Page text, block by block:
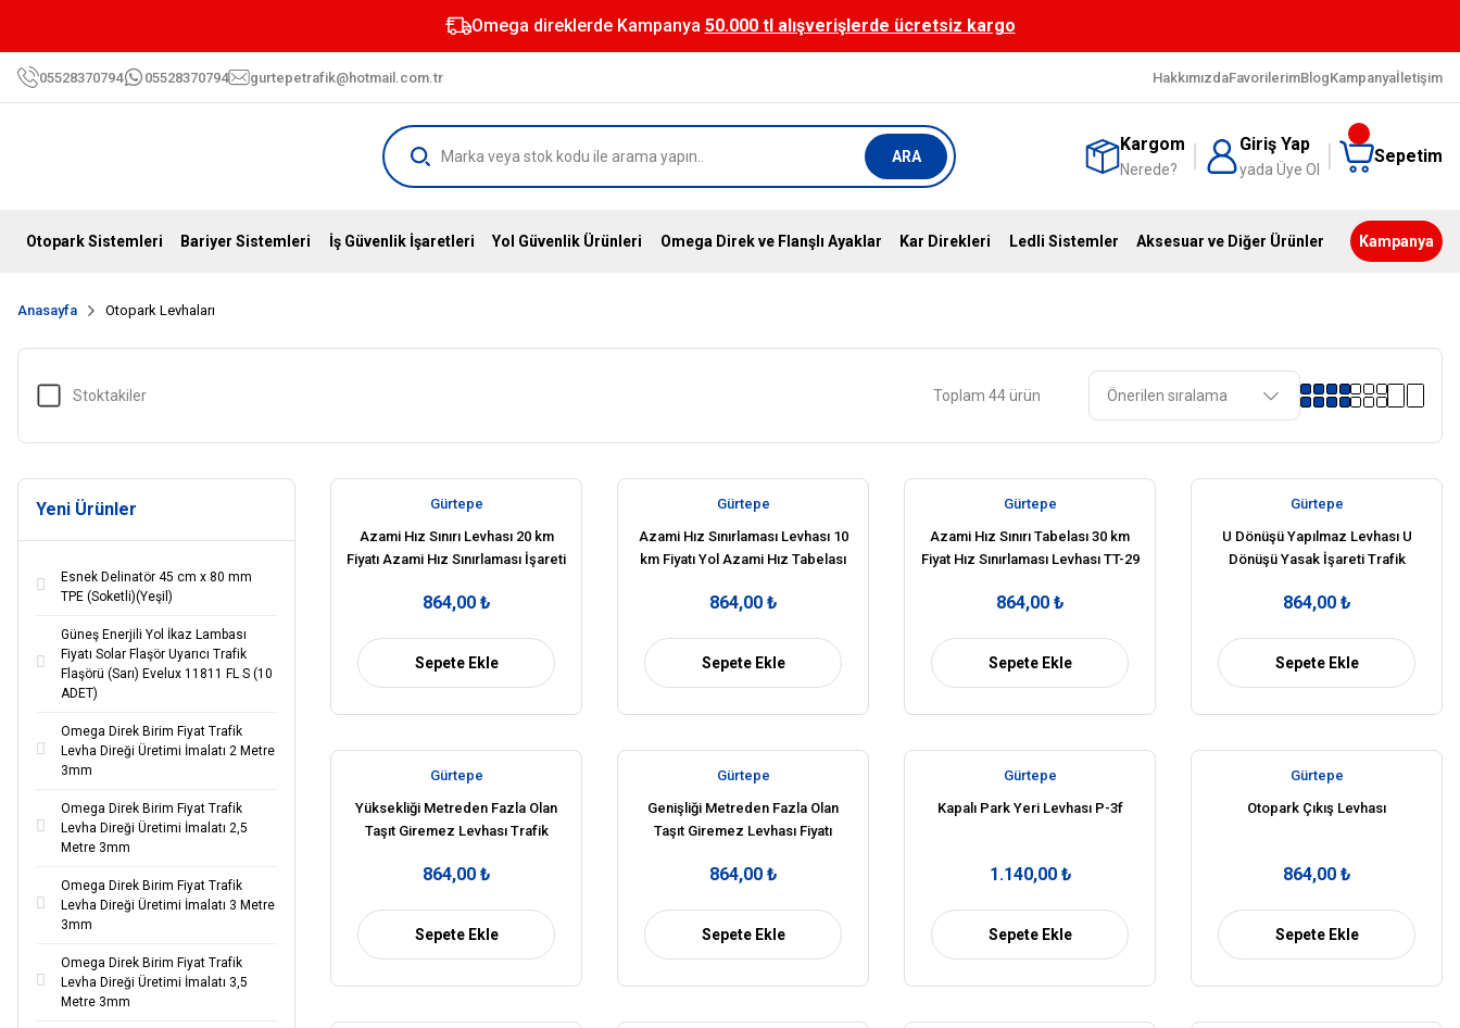
Omega direklerde Kampanya 50.000 tl alışverişlerde ücretsiz kargo
05528370794 05528370794 gurtepetrafik@hotmail.com.tr HakkımızdaFavorilerimBlogKampanyaİletişim
ARA
Kargom
Nerede?
Giriş Yap
yada Üye Ol
Sepetim
Otopark Sistemleri Bariyer Sistemleri İş Güvenlik İşaretleri Yol Güvenlik Ürünleri Omega Direk ve Flanşlı Ayaklar Kar Direkleri Ledli Sistemler Aksesuar ve Diğer Ürünler Kampanya
Anasayfa Otopark Levhaları
Stoktakiler Toplam 44 ürün
Yeni Ürünler
Esnek Delinatör 45 cm x 80 mm
TPE (Soketli)(Yeşil)
Güneş Enerjili Yol İkaz Lambası
Fiyatı Solar Flaşör Uyarıcı Trafik
Flaşörü (Sarı) Evelux 11811 FL S (10
ADET)
Omega Direk Birim Fiyat Trafik
Levha Direği Üretimi İmalatı 2 Metre
3mm
Omega Direk Birim Fiyat Trafik
Levha Direği Üretimi İmalatı 2,5
Metre 3mm
Omega Direk Birim Fiyat Trafik
Levha Direği Üretimi İmalatı 3 Metre
3mm
Omega Direk Birim Fiyat Trafik
Levha Direği Üretimi İmalatı 3,5
Metre 3mm
Gürtepe
Azami Hız Sınırı Levhası 20 km
Fiyatı Azami Hız Sınırlaması İşareti
864,00 ₺
Sepete Ekle
Gürtepe
Azami Hız Sınırlaması Levhası 10
km Fiyatı Yol Azami Hız Tabelası
864,00 ₺
Sepete Ekle
Gürtepe
Azami Hız Sınırı Tabelası 30 km
Fiyat Hız Sınırlaması Levhası TT-29
864,00 ₺
Sepete Ekle
Gürtepe
U Dönüşü Yapılmaz Levhası U
Dönüşü Yasak İşareti Trafik
864,00 ₺
Sepete Ekle
Gürtepe
Yüksekliği Metreden Fazla Olan
Taşıt Giremez Levhası Trafik
864,00 ₺
Sepete Ekle
Gürtepe
Genişliği Metreden Fazla Olan
Taşıt Giremez Levhası Fiyatı
864,00 ₺
Sepete Ekle
Gürtepe
Kapalı Park Yeri Levhası P-3f
1.140,00 ₺
Sepete Ekle
Gürtepe
Otopark Çıkış Levhası
864,00 ₺
Sepete Ekle